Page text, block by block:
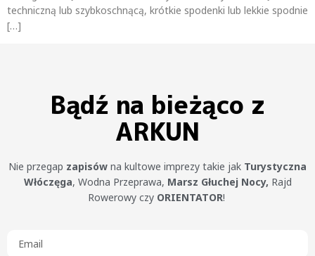
techniczną lub szybkoschnącą, krótkie spodenki lub lekkie spodnie
[…]
Bądź na bieżąco z
ARKUN
Nie przegap zapisów na kultowe imprezy takie jak Turystyczna
Włóczęga, Wodna Przeprawa, Marsz Głuchej Nocy, Rajd
Rowerowy czy ORIENTATOR!